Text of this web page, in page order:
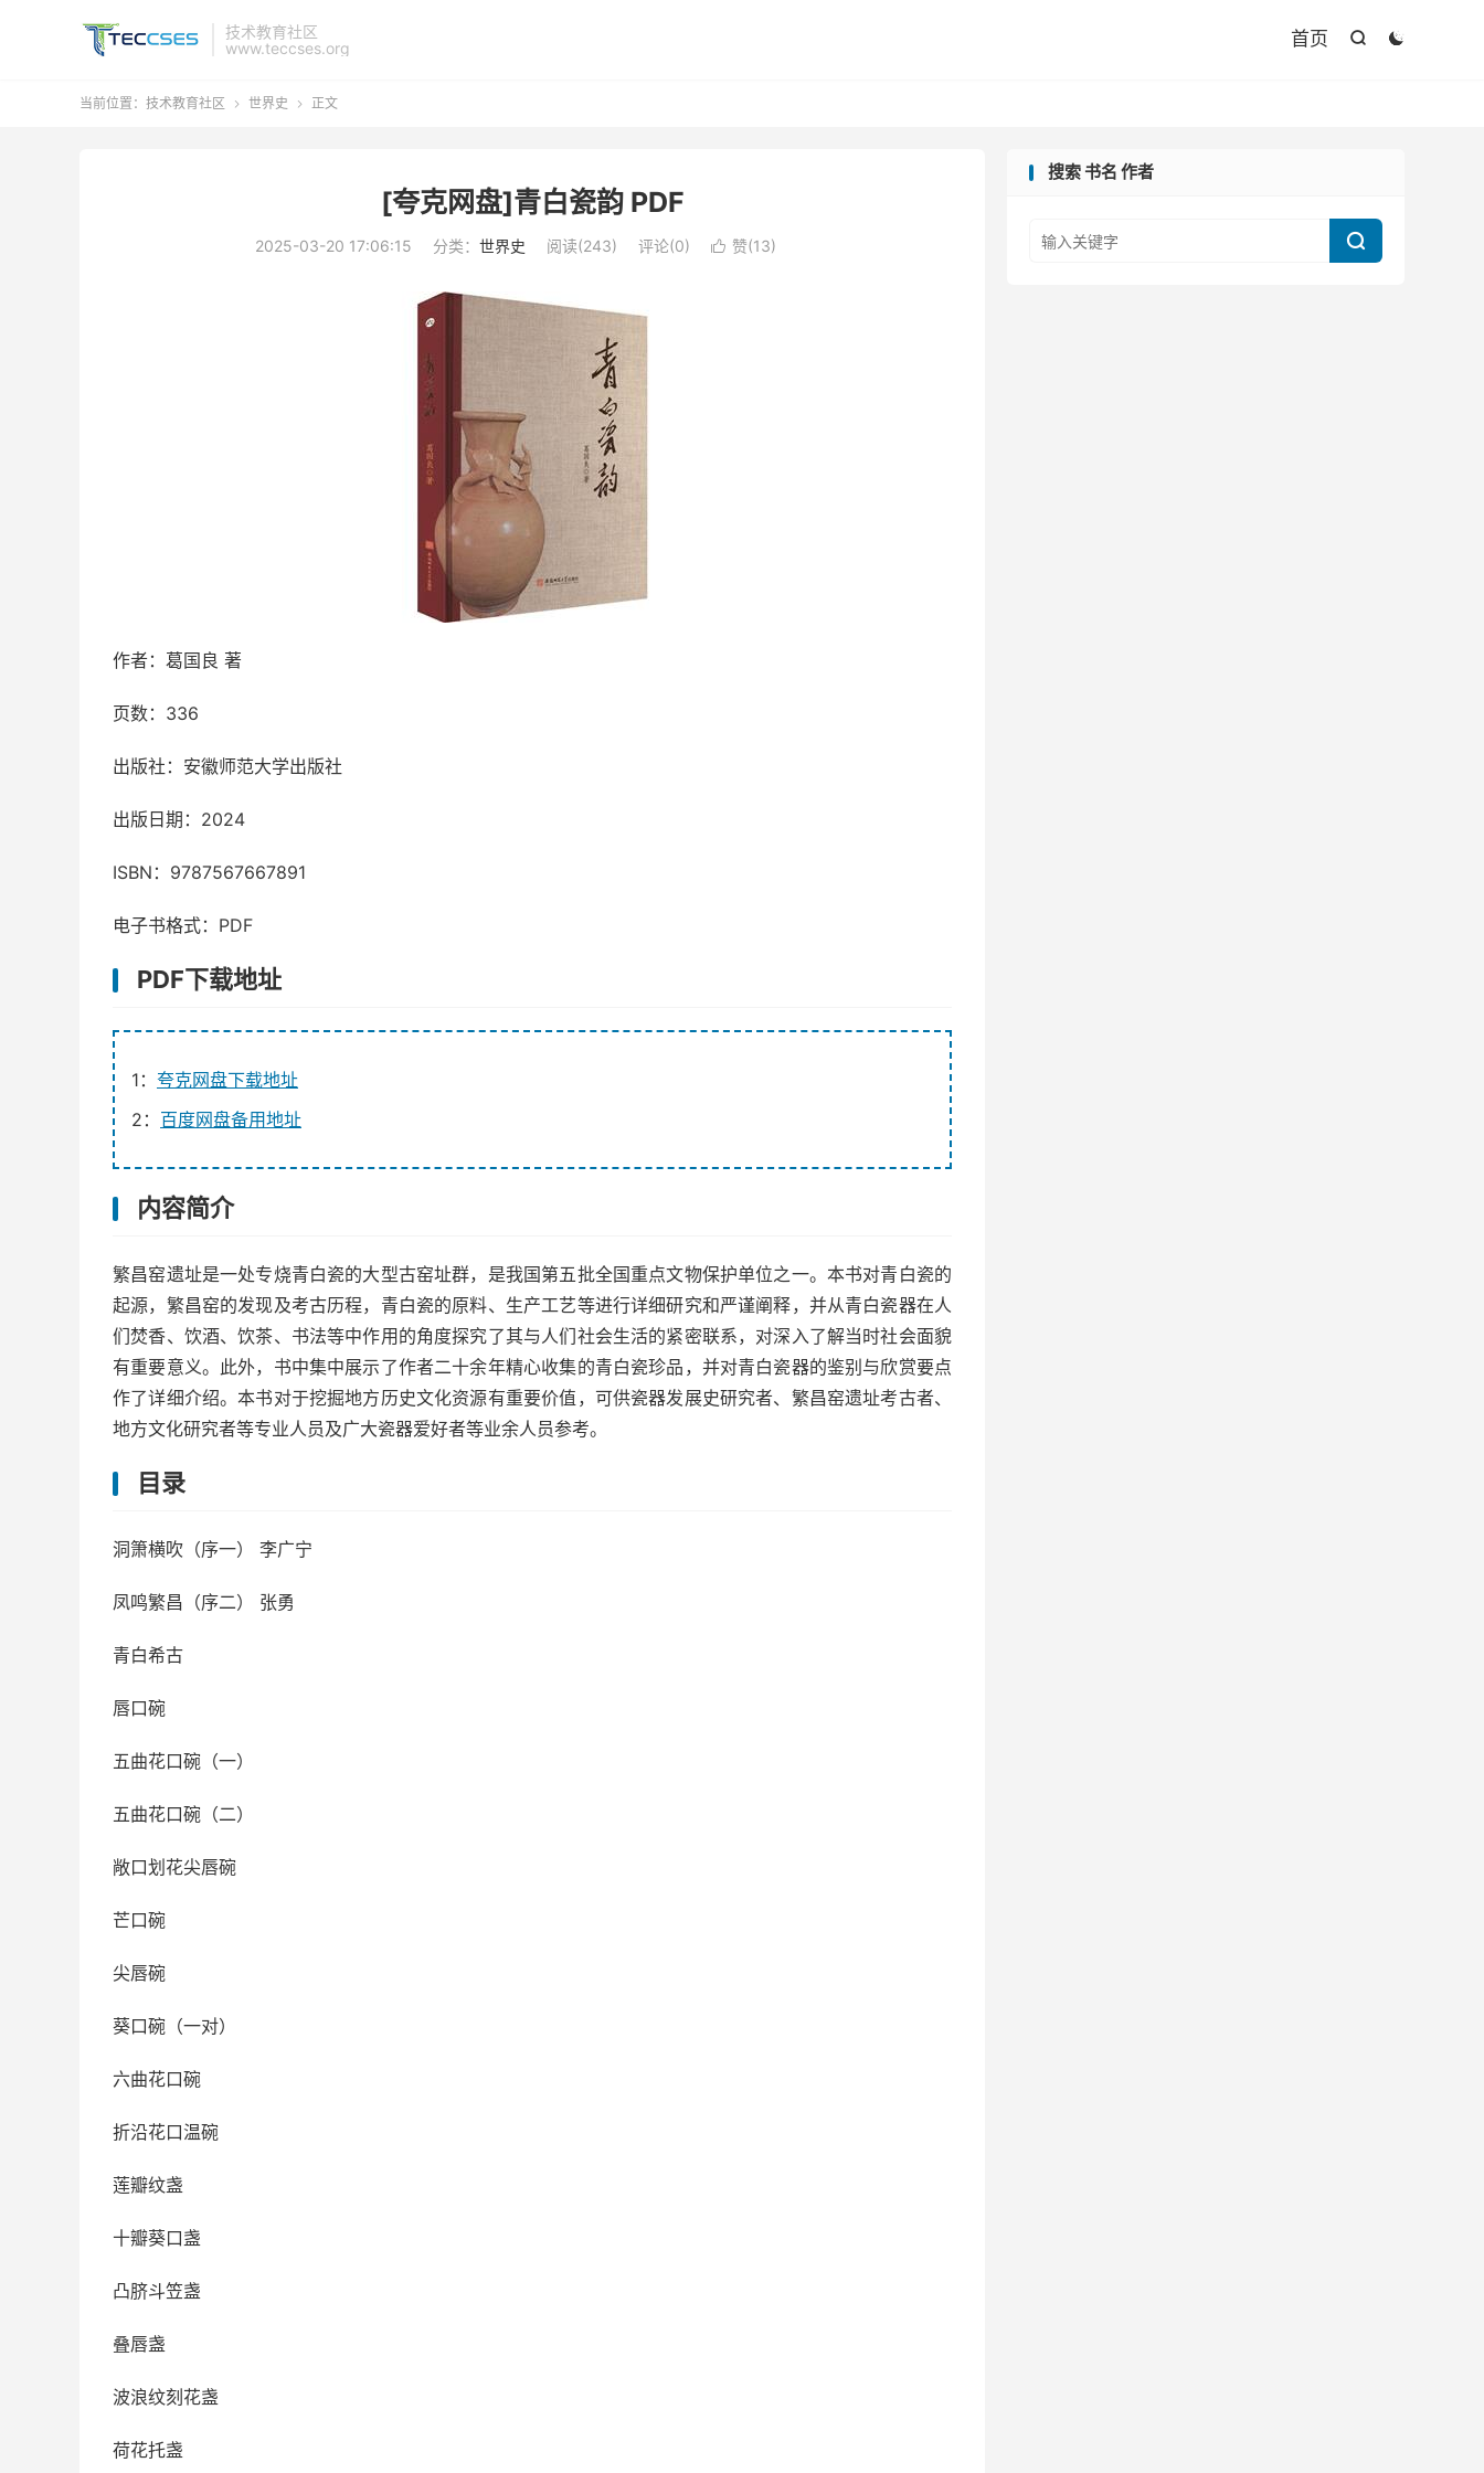
技术教育社区
www.teccses.org


首页
当前位置： 技术教育社区  世界史  正文
[夸克网盘]青白瓷韵 PDF
2025-03-20 17:06:15 分类： 世界史 阅读(243) 评论(0)  赞(13)
作者：葛国良 著
页数：336
出版社：安徽师范大学出版社
出版日期：2024
ISBN：9787567667891
电子书格式：PDF
PDF下载地址
1： 夸克网盘下载地址
2： 百度网盘备用地址
内容简介
繁昌窑遗址是一处专烧青白瓷的大型古窑址群，是我国第五批全国重点文物保护单位之一。本书对青白瓷的
起源，繁昌窑的发现及考古历程，青白瓷的原料、生产工艺等进行详细研究和严谨阐释，并从青白瓷器在人
们焚香、饮酒、饮茶、书法等中作用的角度探究了其与人们社会生活的紧密联系，对深入了解当时社会面貌
有重要意义。此外，书中集中展示了作者二十余年精心收集的青白瓷珍品，并对青白瓷器的鉴别与欣赏要点
作了详细介绍。本书对于挖掘地方历史文化资源有重要价值，可供瓷器发展史研究者、繁昌窑遗址考古者、
地方文化研究者等专业人员及广大瓷器爱好者等业余人员参考。
目录
洞箫横吹（序一） 李广宁
凤鸣繁昌（序二） 张勇
青白希古
唇口碗
五曲花口碗（一）
五曲花口碗（二）
敞口划花尖唇碗
芒口碗
尖唇碗
葵口碗（一对）
六曲花口碗
折沿花口温碗
莲瓣纹盏
十瓣葵口盏
凸脐斗笠盏
叠唇盏
波浪纹刻花盏
荷花托盏
搜索 书名 作者
